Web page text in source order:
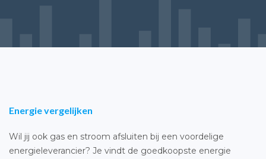
Energie vergelijken
Wil jij ook gas en stroom afsluiten bij een voordelige
energieleverancier? Je vindt de goedkoopste energie